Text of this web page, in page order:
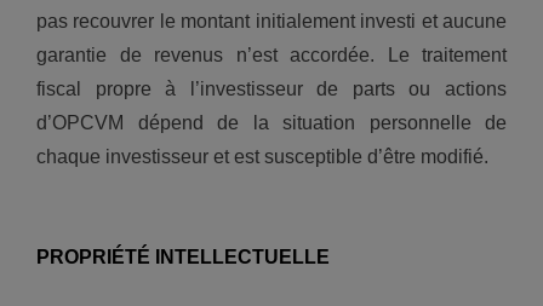
pas recouvrer le montant initialement investi et aucune
garantie de revenus n’est accordée. Le traitement
fiscal propre à l’investisseur de parts ou actions
d’OPCVM dépend de la situation personnelle de
chaque investisseur et est susceptible d’être modifié.
PROPRIÉTÉ INTELLECTUELLE